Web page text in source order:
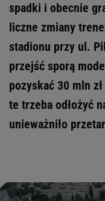
spadki i obecnie
liczne zmiany
stadionu przy ul.
przejść sporą
pozyskać 30 mln
te trzeba odłożyć
unieważniło